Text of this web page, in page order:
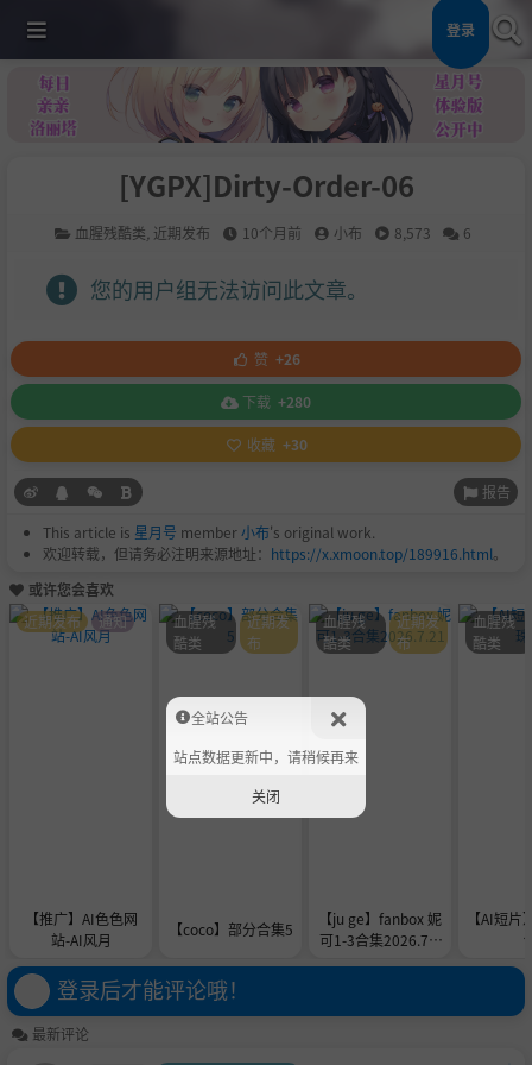
登录
[YGPX]Dirty-Order-06
血腥残酷类 近期发布 10个月前 小布 8,573 6
您的用户组无法访问此文章。
赞 +26
下载 +280
收藏 +30
报告
This article is 星月号 member小布's original work.
欢迎转载，但请务必注明来源地址： https://x.xmoon.top/189916.html。
或许您会喜欢
【推广】AI色色网
站-AI风月
近期发布 通知
【coco】部分合集5
血腥残
酷类
近期发
布
【ju ge】fanbox 妮
可1-3合集2026.7.2
血腥残
酷类
近期发
布
【AI短片
血腥残
酷类
登录后才能评论哦！
最新评论
全站公告
站点数据更新中，请稍候再来
关闭